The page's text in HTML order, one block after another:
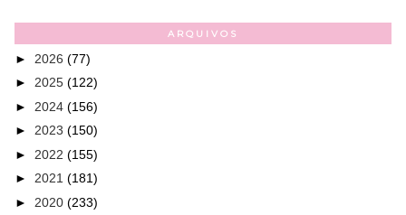
ARQUIVOS
► 2026 (77)
► 2025 (122)
► 2024 (156)
► 2023 (150)
► 2022 (155)
► 2021 (181)
► 2020 (233)